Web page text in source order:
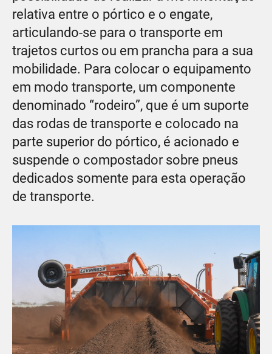
relativa entre o pórtico e o engate,
articulando-se para o transporte em
trajetos curtos ou em prancha para a sua
mobilidade. Para colocar o equipamento
em modo transporte, um componente
denominado “rodeiro”, que é um suporte
das rodas de transporte e colocado na
parte superior do pórtico, é acionado e
suspende o compostador sobre pneus
dedicados somente para esta operação
de transporte.